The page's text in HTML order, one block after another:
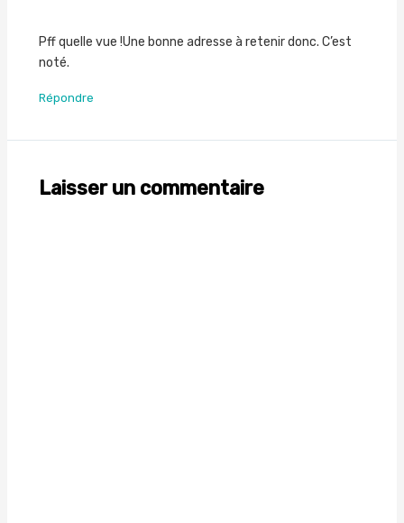
Pff quelle vue !Une bonne adresse à retenir donc. C’est
noté.
Répondre
Laisser un commentaire